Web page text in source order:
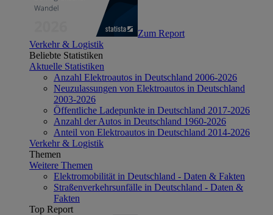
Zum Report
Verkehr & Logistik
Beliebte Statistiken
Aktuelle Statistiken
Anzahl Elektroautos in Deutschland 2006-2026
Neuzulassungen von Elektroautos in Deutschland
2003-2026
Öffentliche Ladepunkte in Deutschland 2017-2026
Anzahl der Autos in Deutschland 1960-2026
Anteil von Elektroautos in Deutschland 2014-2026
Verkehr & Logistik
Themen
Weitere Themen
Elektromobilität in Deutschland - Daten & Fakten
Straßenverkehrsunfälle in Deutschland - Daten &
Fakten
Top Report